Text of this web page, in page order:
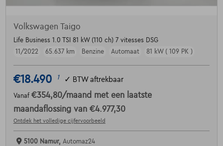
Volkswagen Taigo
Life Business 1.0 TSI 81 kW (110 ch) 7 vitesses DSG
11/2022
65.637 km Benzine Automaat 81 kW ( 109 PK )
€18.490 1 ✓ BTW aftrekbaar
Vanaf €354,80/maand met een laatste
maandaflossing van €4.977,30
Ontdek het volledige cijfervoorbeeld
5100 Namur, Automaz24